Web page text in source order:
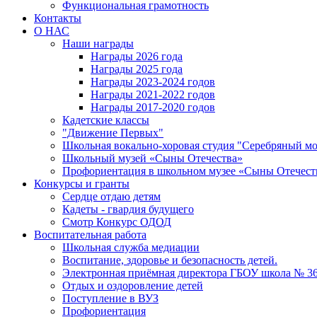
Функциональная грамотность
Контакты
О НАС
Наши награды
Награды 2026 года
Награды 2025 года
Награды 2023-2024 годов
Награды 2021-2022 годов
Награды 2017-2020 годов
Кадетские классы
"Движение Первых"
Школьная вокально-хоровая студия "Серебряный
Школьный музей «Сыны Отечества»
Профориентация в школьном музее «Сыны
Конкурсы и гранты
Сердце отдаю детям
Кадеты - гвардия будущего
Смотр Конкурс ОДОД
Воспитательная работа
Школьная служба медиации
Воспитание, здоровье и безопасность детей.
Электронная приёмная директора ГБОУ школа №
Отдых и оздоровление детей
Поступление в ВУЗ
Профориентация